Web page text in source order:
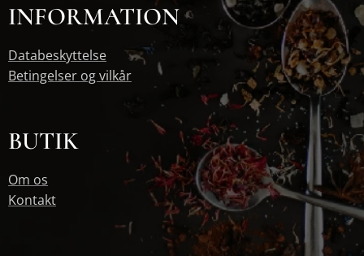
INFORMATION
Databeskyttelse
Betingelser og vilkår
BUTIK
Om os
Kontakt